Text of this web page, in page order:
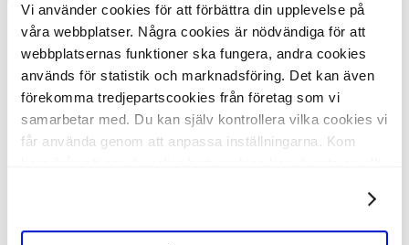
Vi använder cookies för att förbättra din upplevelse på
våra webbplatser. Några cookies är nödvändiga för att
webbplatsernas funktioner ska fungera, andra cookies
används för statistik och marknadsföring. Det kan även
förekomma tredjepartscookies från företag som vi
samarbetar med. Du kan själv kontrollera vilka cookies vi
får använda genom att anpassa inställningarna. Kom
Om fastigheten
I din lokal
I fastigheten
I närområdet
Hållbarhet
Kontakt & felanmälan
Om fastigheten